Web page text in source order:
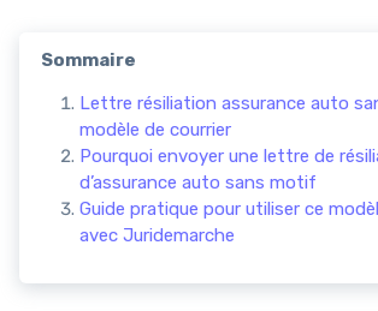
Sommaire
Lettre résiliation assurance auto
modèle de courrier
Pourquoi envoyer une lettre de
d’assurance auto sans motif
Guide pratique pour utiliser ce
avec Juridemarche